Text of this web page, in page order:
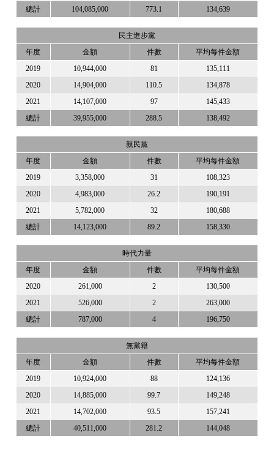
總計 104,085,000 773.1 134,639
民主進步黨
年度 金額 件數 平均每件金額
2019 10,944,000 81 135,111
2020 14,904,000 110.5 134,878
2021 14,107,000 97 145,433
總計 39,955,000 288.5 138,492
親民黨
年度 金額 件數 平均每件金額
2019 3,358,000 31 108,323
2020 4,983,000 26.2 190,191
2021 5,782,000 32 180,688
總計 14,123,000 89.2 158,330
時代力量
年度 金額 件數 平均每件金額
2020 261,000 2 130,500
2021 526,000 2 263,000
總計 787,000 4 196,750
無黨籍
年度 金額 件數 平均每件金額
2019 10,924,000 88 124,136
2020 14,885,000 99.7 149,248
2021 14,702,000 93.5 157,241
總計 40,511,000 281.2 144,048